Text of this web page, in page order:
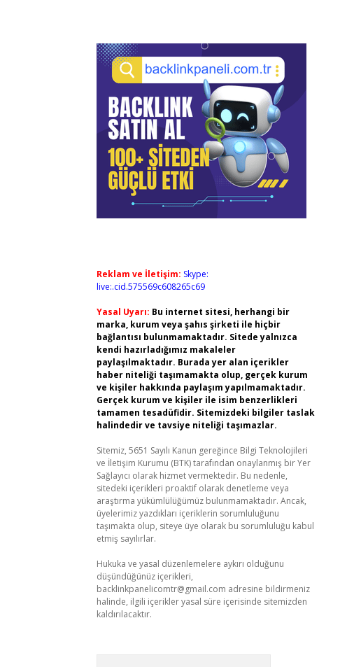
Reklam ve İletişim: Skype:
live:.cid.575569c608265c69
Yasal Uyarı: Bu internet sitesi, herhangi bir
marka, kurum veya şahıs şirketi ile hiçbir
bağlantısı bulunmamaktadır. Sitede yalnızca
kendi hazırladığımız makaleler
paylaşılmaktadır. Burada yer alan içerikler
haber niteliği taşımamakta olup, gerçek kurum
ve kişiler hakkında paylaşım yapılmamaktadır.
Gerçek kurum ve kişiler ile isim benzerlikleri
tamamen tesadüfidir. Sitemizdeki bilgiler taslak
halindedir ve tavsiye niteliği taşımazlar.
Sitemiz, 5651 Sayılı Kanun gereğince Bilgi Teknolojileri
ve İletişim Kurumu (BTK) tarafından onaylanmış bir Yer
Sağlayıcı olarak hizmet vermektedir. Bu nedenle,
sitedeki içerikleri proaktif olarak denetleme veya
araştırma yükümlülüğümüz bulunmamaktadır. Ancak,
üyelerimiz yazdıkları içeriklerin sorumluluğunu
taşımakta olup, siteye üye olarak bu sorumluluğu kabul
etmiş sayılırlar.
Hukuka ve yasal düzenlemelere aykırı olduğunu
düşündüğünüz içerikleri,
backlinkpanelicomtr@gmail.com adresine bildirmeniz
halinde, ilgili içerikler yasal süre içerisinde sitemizden
kaldırılacaktır.